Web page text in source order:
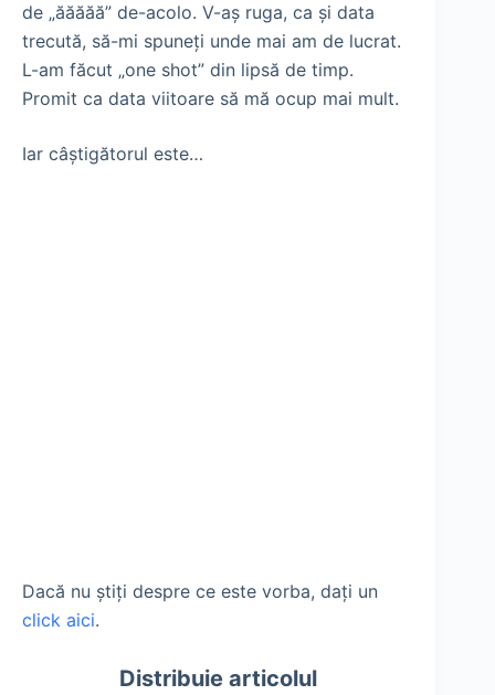
de „ăăăăă” de-acolo. V-aş ruga, ca şi data
trecută, să-mi spuneţi unde mai am de lucrat.
L-am făcut „one shot” din lipsă de timp.
Promit ca data viitoare să mă ocup mai mult.
Iar câştigătorul este…
Dacă nu ştiţi despre ce este vorba, daţi un
click aici.
Distribuie articolul